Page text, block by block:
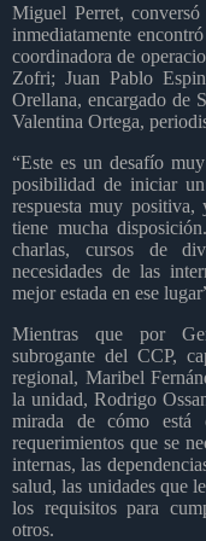
Miguel Perret,
inmediatamente
coordinadora de
Zofri; Juan Pablo
Orellana, encargado de
Valentina Ortega,
“Este es un desafío
posibilidad de iniciar
respuesta muy
tiene mucha
charlas, cursos de
necesidades de las
mejor estada en ese
Mientras que por
subrogante del CCP,
regional, Maribel
la unidad, Rodrigo
mirada de cómo está
requerimientos que se
internas, las
salud, las unidades que
los requisitos para
otros.